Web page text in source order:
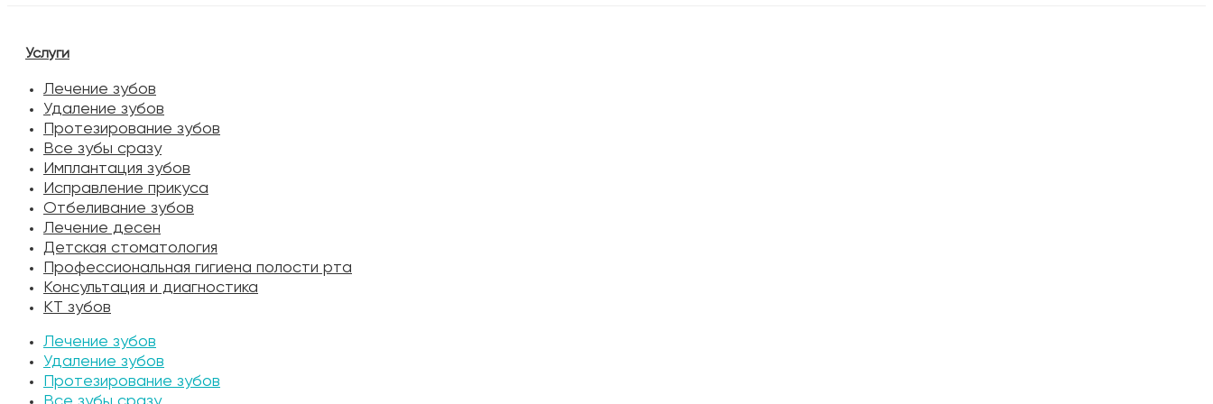
Услуги
Лечение зубов
Удаление зубов
Протезирование зубов
Все зубы сразу
Имплантация зубов
Исправление прикуса
Отбеливание зубов
Лечение десен
Детская стоматология
Профессиональная гигиена полости рта
Консультация и диагностика
КТ зубов
Лечение зубов
Удаление зубов
Протезирование зубов